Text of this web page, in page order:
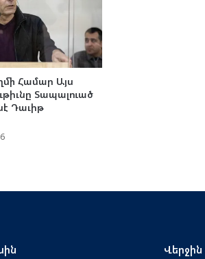
Համար Այս
Տապալուած
Դաւիթ